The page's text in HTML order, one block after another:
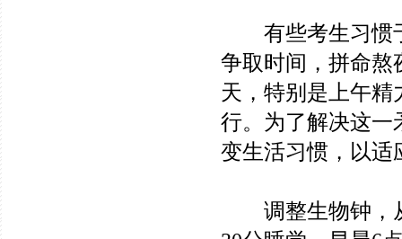
有些考生习惯于
争取时间，拼命熬
天，特别是上午精
行。为了解决这一
变生活习惯，以适
调整生物钟，从